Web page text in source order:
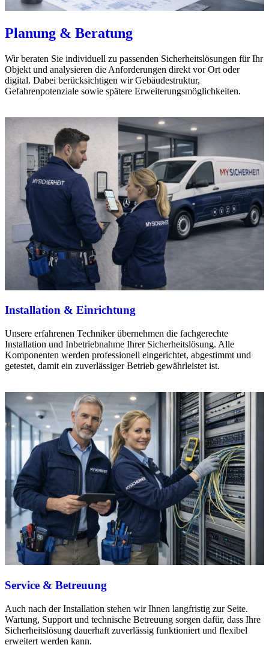
Planung & Beratung
Wir beraten Sie individuell zu passenden Sicherheitslösungen für Ihr
Objekt und analysieren die Anforderungen direkt vor Ort oder
digital. Dabei berücksichtigen wir Gebäudestruktur,
Gefahrenpotenziale sowie spätere Erweiterungsmöglichkeiten.
Installation & Einrichtung
Unsere erfahrenen Techniker übernehmen die fachgerechte
Installation und Inbetriebnahme Ihrer Sicherheitslösung. Alle
Komponenten werden professionell eingerichtet, abgestimmt und
getestet, damit ein zuverlässiger Betrieb gewährleistet ist.
Service & Betreuung
Auch nach der Installation stehen wir Ihnen langfristig zur Seite.
Wartung, Support und technische Betreuung sorgen dafür, dass Ihre
Sicherheitslösung dauerhaft zuverlässig funktioniert und flexibel
erweitert werden kann.